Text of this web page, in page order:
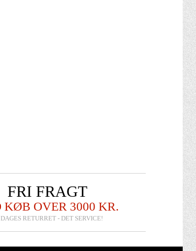
FRI FRAGT
KØB OVER 3000 KR.
RETURRET - DET SERVICE!